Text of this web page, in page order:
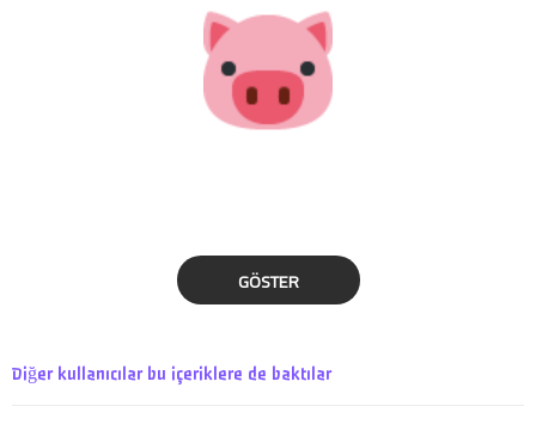
GÖSTER
Diğer kullanıcılar bu içeriklere de baktılar